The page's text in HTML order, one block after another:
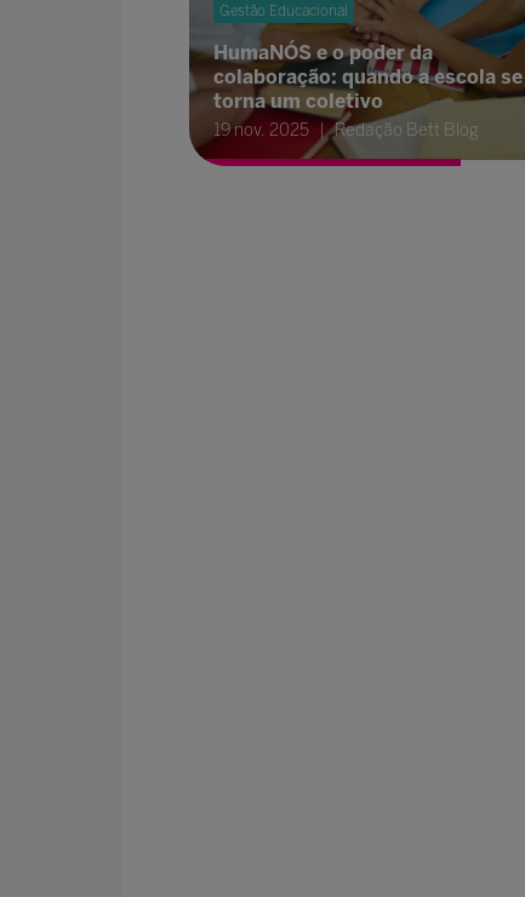
Gestão Educacional
HumaNÓS e o poder da
colaboração: quando a escola se
torna um coletivo
19 nov. 2025 Redação Bett Blog